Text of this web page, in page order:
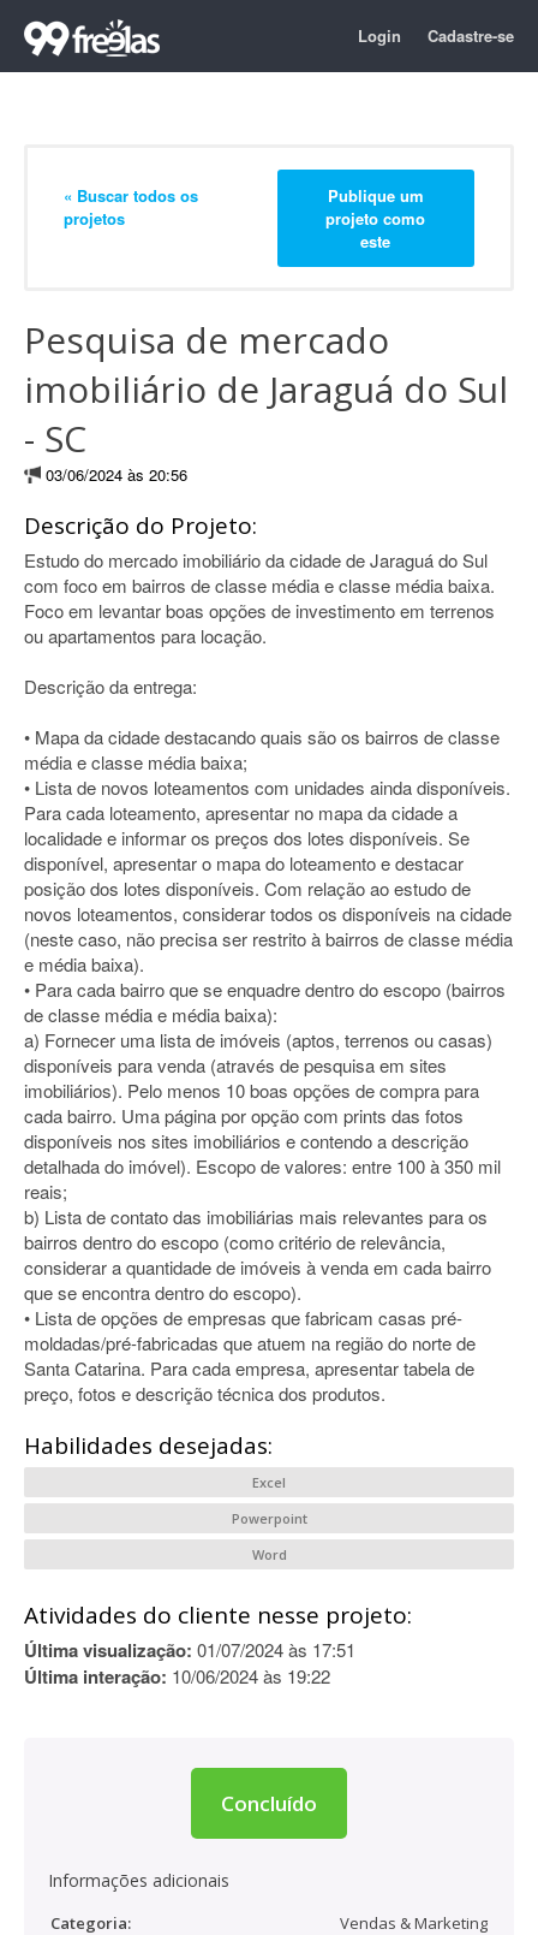
Login Cadastre-se
« Buscar todos os
projetos
Publique um
projeto como
este
Pesquisa de mercado
imobiliário de Jaraguá do Sul
- SC
03/06/2024 às 20:56
Descrição do Projeto:
Estudo do mercado imobiliário da cidade de Jaraguá do Sul
com foco em bairros de classe média e classe média baixa.
Foco em levantar boas opções de investimento em terrenos
ou apartamentos para locação.
Descrição da entrega:
• Mapa da cidade destacando quais são os bairros de classe
média e classe média baixa;
• Lista de novos loteamentos com unidades ainda disponíveis.
Para cada loteamento, apresentar no mapa da cidade a
localidade e informar os preços dos lotes disponíveis. Se
disponível, apresentar o mapa do loteamento e destacar
posição dos lotes disponíveis. Com relação ao estudo de
novos loteamentos, considerar todos os disponíveis na cidade
(neste caso, não precisa ser restrito à bairros de classe média
e média baixa).
• Para cada bairro que se enquadre dentro do escopo (bairros
de classe média e média baixa):
a) Fornecer uma lista de imóveis (aptos, terrenos ou casas)
disponíveis para venda (através de pesquisa em sites
imobiliários). Pelo menos 10 boas opções de compra para
cada bairro. Uma página por opção com prints das fotos
disponíveis nos sites imobiliários e contendo a descrição
detalhada do imóvel). Escopo de valores: entre 100 à 350 mil
reais;
b) Lista de contato das imobiliárias mais relevantes para os
bairros dentro do escopo (como critério de relevância,
considerar a quantidade de imóveis à venda em cada bairro
que se encontra dentro do escopo).
• Lista de opções de empresas que fabricam casas pré-
moldadas/pré-fabricadas que atuem na região do norte de
Santa Catarina. Para cada empresa, apresentar tabela de
preço, fotos e descrição técnica dos produtos.
Habilidades desejadas:
Excel
Powerpoint
Word
Atividades do cliente nesse projeto:
Última visualização: 01/07/2024 às 17:51
Última interação: 10/06/2024 às 19:22
Concluído
Informações adicionais
Categoria:
Vendas & Marketing